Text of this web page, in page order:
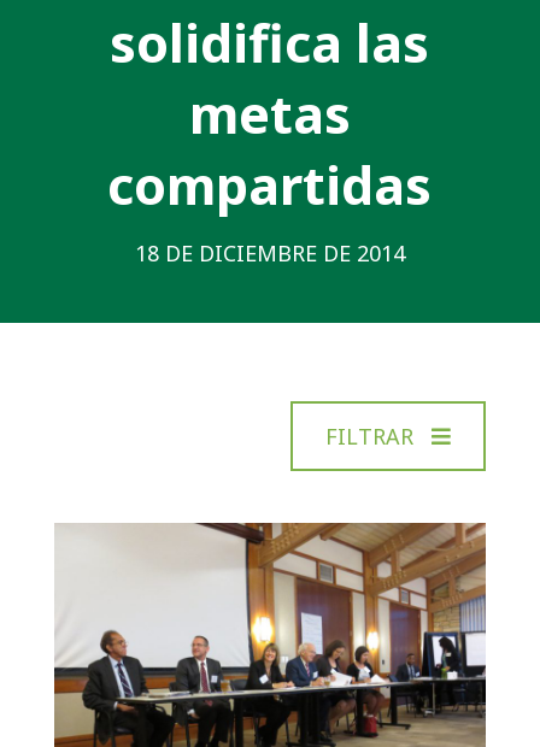
solidifica las
metas
compartidas
18 DE DICIEMBRE DE 2014
FILTRAR